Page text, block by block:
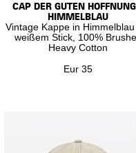
CAP DER GUTEN
HIMMELBLAU
Vintage Kappe in
weißem Stick, 100%
Heavy Cotton
Eur 35